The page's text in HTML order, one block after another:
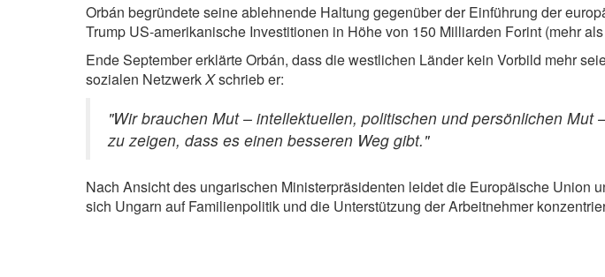
Orbán begründete seine ablehnende Haltung gegenüber der Einführung der
Trump US-amerikanische Investitionen in Höhe von 150 Milliarden Forint (mehr
Ende September erklärte Orbán, dass die westlichen Länder kein Vorbild mehr
sozialen NetzwerkXschrieb er:
"Wir brauchen Mut – intellektuellen, politischen und persönlichen
zu zeigen, dass es einen besseren Weg gibt."
Nach Ansicht des ungarischen Ministerpräsidenten leidet die Europäische
sich Ungarn auf Familienpolitik und die Unterstützung der Arbeitnehmer